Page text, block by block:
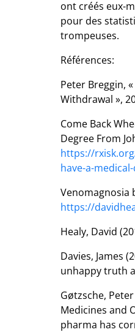
ont créés eux-
pour des
trompeuses.
Références:
Peter Breggin,
Withdrawal »,
Come Back
Degree From
https://
have-a-
Venomagnosia
https://
Healy, David
Davies, James
unhappy truth
Gøtzsche,
Medicines and
pharma has